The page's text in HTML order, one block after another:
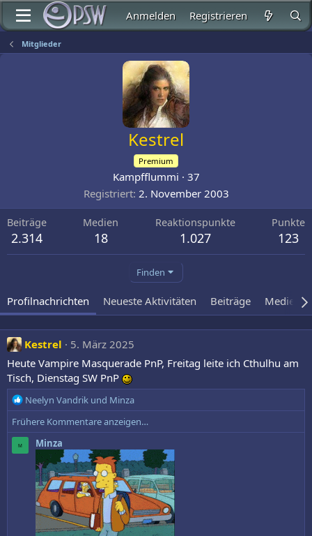
Anmelden Registrieren
Mitglieder
Kestrel
Premium
Kampfflummi · 37
Registriert 2. November 2003
Beiträge
2.314
Medien
18
Reaktionspunkte
1.027
Punkte
123
Finden
Profilnachrichten Neueste Aktivitäten Beiträge Medien
Kestrel
5. März 2025
Heute Vampire Masquerade PnP, Freitag leite ich Cthulhu am
Tisch, Dienstag SW PnP
R
e
a
k
Neelyn Vandrik und Minza
Frühere Kommentare anzeigen…
M Minza